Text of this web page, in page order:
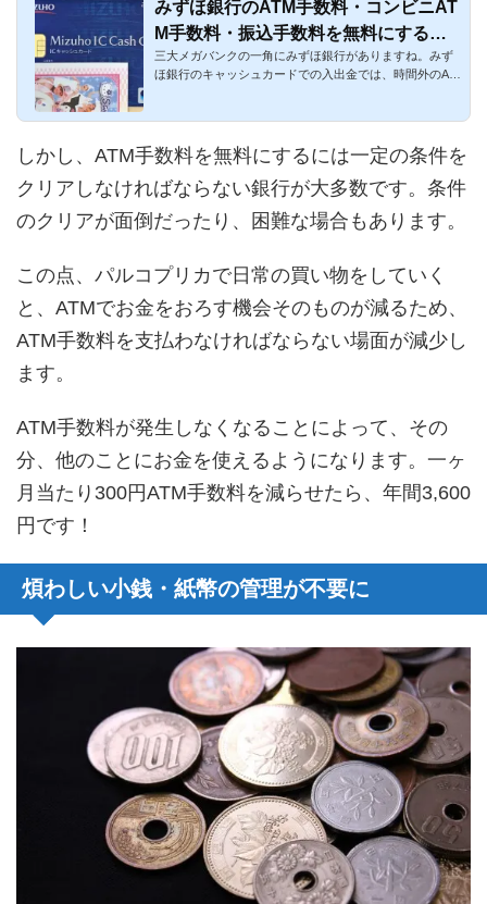
みずほ銀行のATM手数料・コンビニAT
M手数料・振込手数料を無料にする方
法まとめ
三大メガバンクの一角にみずほ銀行がありますね。みず
ほ銀行のキャッシュカードでの入出金では、時間外のAT
しかし、ATM手数料を無料にするには一定の条件を
クリアしなければならない銀行が大多数です。条件
のクリアが面倒だったり、困難な場合もあります。
この点、パルコプリカで日常の買い物をしていく
と、ATMでお金をおろす機会そのものが減るため、
ATM手数料を支払わなければならない場面が減少し
ます。
ATM手数料が発生しなくなることによって、その
分、他のことにお金を使えるようになります。一ヶ
月当たり300円ATM手数料を減らせたら、年間3,600
円です！
煩わしい小銭・紙幣の管理が不要に